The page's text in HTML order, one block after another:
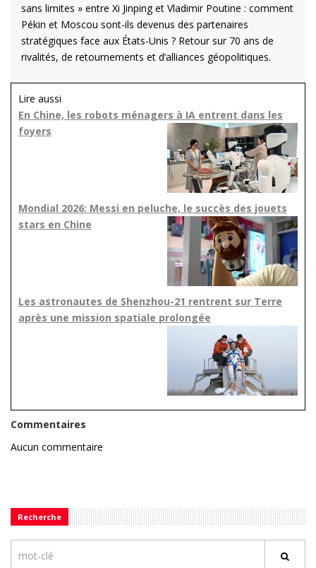
sans limites » entre Xi Jinping et Vladimir Poutine : comment
Pékin et Moscou sont-ils devenus des partenaires
stratégiques face aux États-Unis ? Retour sur 70 ans de
rivalités, de retournements et d’alliances géopolitiques.
Lire aussi
En Chine, les robots ménagers à IA entrent dans les
foyers
Mondial 2026: Messi en peluche, le succès des jouets
stars en Chine
Les astronautes de Shenzhou-21 rentrent sur Terre
après une mission spatiale prolongée
Commentaires
Aucun commentaire
Recherche